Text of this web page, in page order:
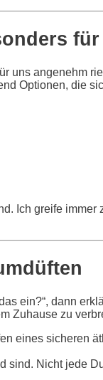
für
uns angenehm
Optionen, die
Ich greife immer
ein?“, dann
Zuhause zu
eines sicheren
sind. Nicht jede